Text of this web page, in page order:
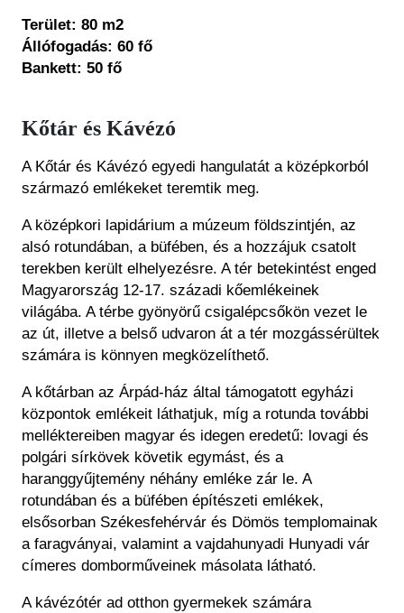
Terület: 80 m2
Állófogadás: 60 fő
Bankett: 50 fő
Kőtár és Kávézó
A Kőtár és Kávézó egyedi hangulatát a középkorból
származó emlékeket teremtik meg.
A középkori lapidárium a múzeum földszintjén, az
alsó rotundában, a büfében, és a hozzájuk csatolt
terekben került elhelyezésre. A tér betekintést enged
Magyarország 12-17. századi kőemlékeinek
világába. A térbe gyönyörű csigalépcsőkön vezet le
az út, illetve a belső udvaron át a tér mozgássérültek
számára is könnyen megközelíthető.
A kőtárban az Árpád-ház által támogatott egyházi
központok emlékeit láthatjuk, míg a rotunda további
melléktereiben magyar és idegen eredetű: lovagi és
polgári sírkövek követik egymást, és a
haranggyűjtemény néhány emléke zár le. A
rotundában és a büfében építészeti emlékek,
elsősorban Székesfehérvár és Dömös templomainak
a faragványai, valamint a vajdahunyadi Hunyadi vár
címeres domborműveinek másolata látható.
A kávézótér ad otthon gyermekek számára